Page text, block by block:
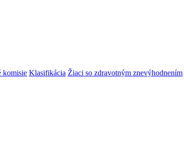
komisie Klasifikácia Žiaci so zdravotným znevýhodnením